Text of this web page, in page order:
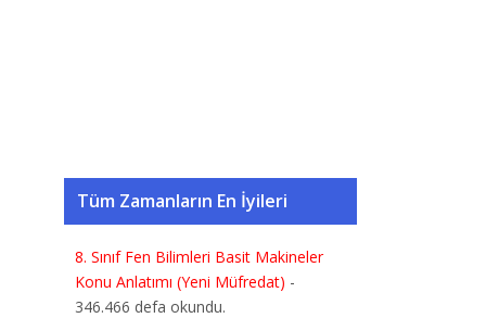
Tüm Zamanların En İyileri
8. Sınıf Fen Bilimleri Basit Makineler
Konu Anlatımı (Yeni Müfredat) -
346.466 defa okundu.